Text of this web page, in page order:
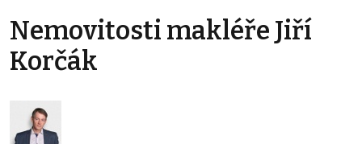
Nemovitosti makléře Jiří
Korčák